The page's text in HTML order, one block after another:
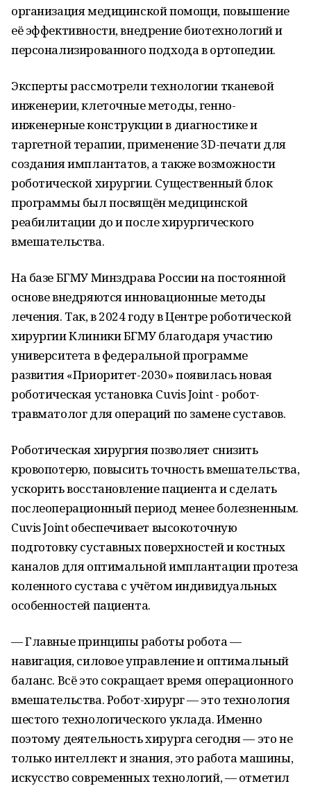
организация медицинской помощи, повышение
её эффективности, внедрение биотехнологий и
персонализированного подхода в ортопедии.
Эксперты рассмотрели технологии тканевой
инженерии, клеточные методы, генно-
инженерные конструкции в диагностике и
таргетной терапии, применение 3D-печати для
создания имплантатов, а также возможности
роботической хирургии. Существенный блок
программы был посвящён медицинской
реабилитации до и после хирургического
вмешательства.
На базе БГМУ Минздрава России на постоянной
основе внедряются инновационные методы
лечения. Так, в 2024 году в Центре роботической
хирургии Клиники БГМУ благодаря участию
университета в федеральной программе
развития «Приоритет-2030» появилась новая
роботическая установка Cuvis Joint - робот-
травматолог для операций по замене суставов.
Роботическая хирургия позволяет снизить
кровопотерю, повысить точность вмешательства,
ускорить восстановление пациента и сделать
послеоперационный период менее болезненным.
Cuvis Joint обеспечивает высокоточную
подготовку суставных поверхностей и костных
каналов для оптимальной имплантации протеза
коленного сустава с учётом индивидуальных
особенностей пациента.
— Главные принципы работы робота —
навигация, силовое управление и оптимальный
баланс. Всё это сокращает время операционного
вмешательства. Робот-хирург — это технология
шестого технологического уклада. Именно
поэтому деятельность хирурга сегодня — это не
только интеллект и знания, это работа машины,
искусство современных технологий, — отметил